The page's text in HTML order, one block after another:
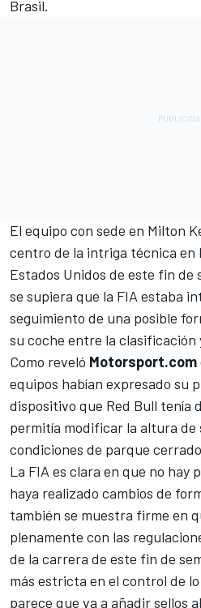
Brasil.
El equipo con sede en Milton
centro de la intriga técnica en
Estados Unidos de este fin de
se supiera que la FIA estaba
seguimiento de una posible
su coche entre la clasificación
Como reveló Motorsport.com
equipos habían expresado su
dispositivo que Red Bull tenía
permitía modificar la altura de
condiciones de parque
La FIA es clara en que no hay
haya realizado cambios de
también se muestra firme en
plenamente con las
de la carrera de este fin de
más estricta en el control de
parece que va a añadir sellos